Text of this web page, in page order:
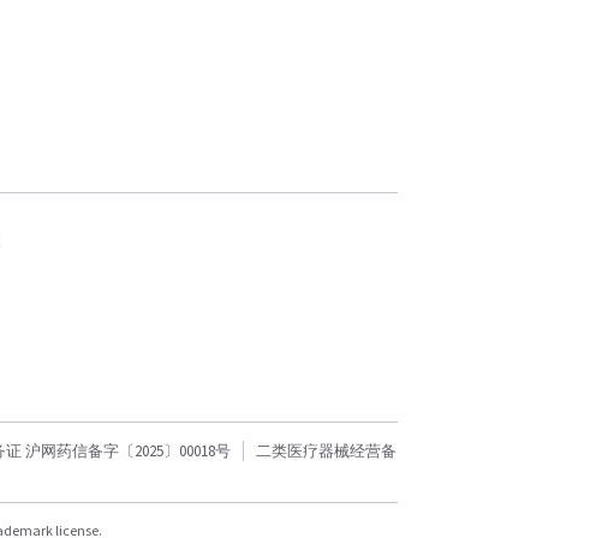
沪网药信备字〔2025〕00018号
二类医疗器械经营备
license.